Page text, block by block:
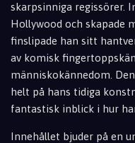
skarpsinniga regissörer.
Hollywood och skapade
finslipade han sitt
av komisk
människokännedom.
helt på hans tidiga
fantastisk inblick i hur
Innehållet bjuder på en